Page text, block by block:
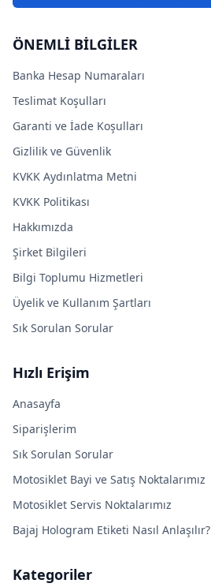
ÖNEMLİ BİLGİLER
Banka Hesap Numaraları
Teslimat Koşulları
Garanti ve İade Koşulları
Gizlilik ve Güvenlik
KVKK Aydınlatma Metni
KVKK Politikası
Hakkımızda
Şirket Bilgileri
Bilgi Toplumu Hizmetleri
Üyelik ve Kullanım Şartları
Sık Sorulan Sorular
Hızlı Erişim
Anasayfa
Siparişlerim
Sık Sorulan Sorular
Motosiklet Bayi ve Satış Noktalarımız
Motosiklet Servis Noktalarımız
Bajaj Hologram Etiketi Nasıl Anlaşılır?
Kategoriler